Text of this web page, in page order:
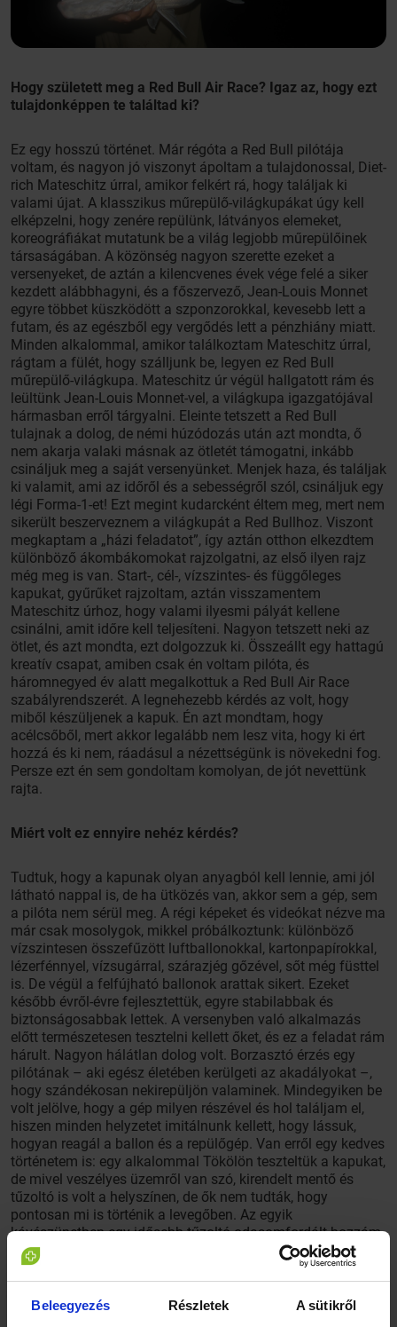
Beleegyezés Részletek A sütikről
Hogy született meg a Red Bull Air Race? Igaz az, hogy ezt
tulajdonképpen te találtad ki?
Ez egy hosszú történet. Már régóta a Red Bull pilótája
voltam, és nagyon jó viszonyt ápoltam a tulajdonossal, Diet­
rich Mateschitz úrral, amikor felkért rá, hogy találjak ki
valami újat. A klasszikus műrepülő-világkupákat úgy kell
elképzelni, hogy zenére repülünk, látványos elemeket,
koreográfiákat mutatunk be a világ legjobb műrepülőinek
társaságában. A közönség nagyon szerette ezeket a
versenyeket, de aztán a kilencvenes évek vége felé a siker
kezdett alábbhagyni, és a főszervező, Jean-Louis Monnet
egyre többet küszködött a szponzorokkal, kevesebb lett a
futam, és az egészből egy vergődés lett a pénzhiány miatt.
Minden alkalommal, amikor találkoztam Mateschitz úrral,
rágtam a fülét, hogy szálljunk be, legyen ez Red Bull
műrepülő-világkupa. Mateschitz úr végül hallgatott rám és
leültünk Jean-Louis Monnet-vel, a világkupa igazgatójával
hármasban erről tárgyalni. Eleinte tetszett a Red Bull
tulajnak a dolog, de némi húzódozás után azt mondta, ő
nem akarja valaki másnak az ötletét támogatni, inkább
csináljuk meg a saját versenyünket. Menjek haza, és találjak
ki valamit, ami az időről és a sebességről szól, csináljuk egy
légi Forma-1-et! Ezt megint kudarcként éltem meg, mert nem
sikerült beszerveznem a világkupát a Red Bullhoz. Viszont
megkaptam a „házi feladatot”, így aztán otthon elkezdtem
különböző ákombákomokat rajzolgatni, az első ilyen rajz
még meg is van. Start-, cél-, vízszintes- és függőleges
kapukat, gyűrűket rajzoltam, aztán visszamentem
Mateschitz úrhoz, hogy valami ilyesmi pályát kellene
csinálni, amit időre kell teljesíteni. Nagyon tetszett neki az
ötlet, és azt mondta, ezt dolgozzuk ki. Összeállt egy hattagú
kreatív csapat, amiben csak én voltam pilóta, és
háromnegyed év alatt megalkottuk a Red Bull Air Race
szabályrendszerét. A legnehezebb kérdés az volt, hogy
miből készüljenek a kapuk. Én azt mondtam, hogy
acélcsőből, mert akkor legalább nem lesz vita, hogy ki ért
hozzá és ki nem, ráadásul a nézettségünk is növekedni fog.
Persze ezt én sem gondoltam komolyan, de jót nevettünk
rajta.
Miért volt ez ennyire nehéz kérdés?
Tudtuk, hogy a kapunak olyan anyagból kell lennie, ami jól
látható nappal is, de ha ütközés van, akkor sem a gép, sem
a pilóta nem sérül meg. A régi képeket és videókat nézve ma
már csak mosolygok, mikkel próbálkoztunk: különböző
vízszintesen összefűzött luftballonokkal, kartonpapírokkal,
lézerfénnyel, vízsugárral, szárazjég gőzével, sőt még füsttel
is. De végül a felfújható ballonok arattak sikert. Ezeket
később évről-évre fejlesztettük, egyre stabilabbak és
biztonságosabbak lettek. A versenyben való alkalmazás
előtt természetesen tesztelni kellett őket, és ez a feladat rám
hárult. Nagyon hálátlan dolog volt. Borzasztó érzés egy
pilótának – aki egész életében kerülgeti az akadályokat –,
hogy szándékosan nekirepüljön valaminek. Mindegyiken be
volt jelölve, hogy a gép milyen részével és hol találjam el,
hiszen minden helyzetet imitálnunk kellett, hogy lássuk,
hogyan reagál a ballon és a repülőgép. Van erről egy kedves
történetem is: egy alkalommal Tökölön teszteltük a kapukat,
de mivel veszélyes üzemről van szó, kirendelt mentő és
tűzoltó is volt a helyszínen, de ők nem tudták, hogy
pontosan mi is történik a levegőben. Az egyik
kávészünetben egy idősebb tűzoltó odasomfordált hozzám,
és megkérdezte, hogy tényleg ennyire nehéz dolog-e
átrepülni a kapuk között, mivel látja, hogy minduntalan
nekimegyek az egyiknek, vagy a másiknak. Mosolyogva
mondtam neki, hogy most ez a feladat és milyen jó, hogy